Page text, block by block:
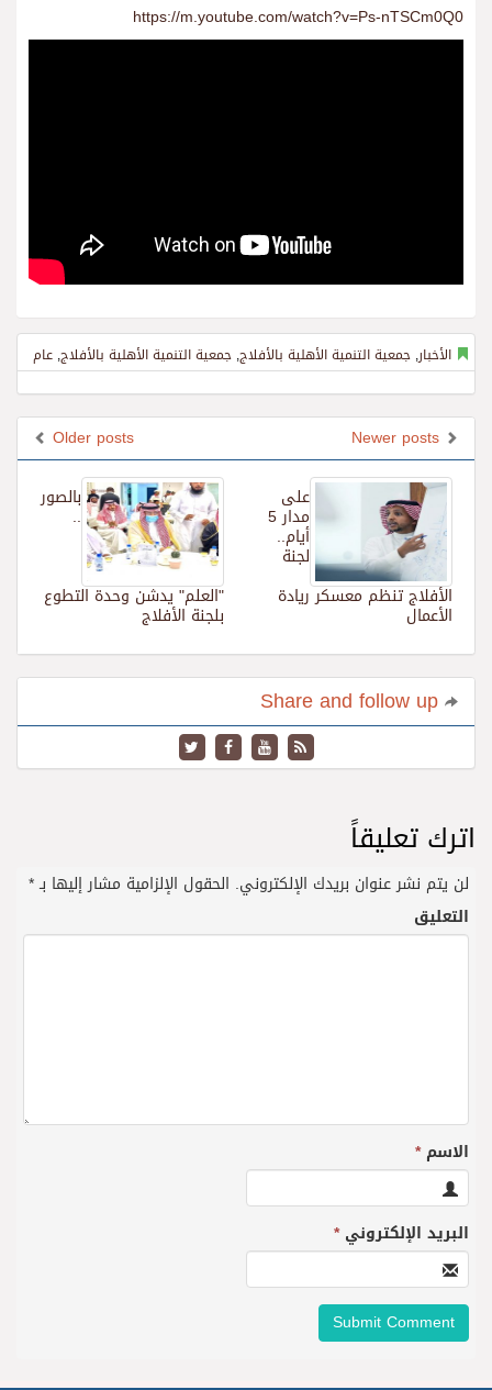
https://m.youtube.com/watch?v=Ps-nTSCm0Q0
الأخبار, جمعية التنمية الأهلية بالأفلاج, جمعية التنمية الأهلية بالأفلاج, عام
Older posts
بالصور
..
"العلم" يدشن وحدة التطوع
بلجنة الأفلاج
على
مدار 5
أيام..
لجنة
الأفلاج تنظم معسكر ريادة
الأعمال
اترك تعليقاً
لن يتم نشر عنوان بريدك الإلكتروني. الحقول الإلزامية مشار إليها بـ*
التعليق
الاسم*
البريد الإلكتروني*